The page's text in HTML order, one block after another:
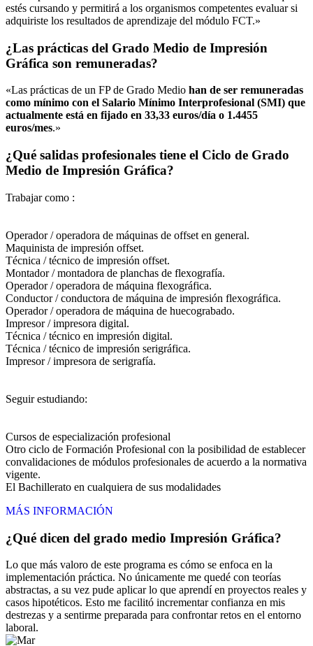
estés cursando y permitirá a los organismos competentes evaluar si
adquiriste los resultados de aprendizaje del módulo FCT.»
¿Las prácticas del Grado Medio de Impresión
Gráfica son remuneradas?
«Las prácticas de un FP de Grado Medio han de ser remuneradas
como mínimo con el Salario Mínimo Interprofesional (SMI) que
actualmente está en fijado en 33,33 euros/día o 1.4455
euros/mes.»
¿Qué salidas profesionales tiene el Ciclo de Grado
Medio de Impresión Gráfica?
Trabajar como :
Operador / operadora de máquinas de offset en general.
Maquinista de impresión offset.
Técnica / técnico de impresión offset.
Montador / montadora de planchas de flexografía.
Operador / operadora de máquina flexográfica.
Conductor / conductora de máquina de impresión flexográfica.
Operador / operadora de máquina de huecograbado.
Impresor / impresora digital.
Técnica / técnico en impresión digital.
Técnica / técnico de impresión serigráfica.
Impresor / impresora de serigrafía.
Seguir estudiando:
Cursos de especialización profesional
Otro ciclo de Formación Profesional con la posibilidad de establecer
convalidaciones de módulos profesionales de acuerdo a la normativa
vigente.
El Bachillerato en cualquiera de sus modalidades
MÁS INFORMACIÓN
¿Qué dicen del grado medio Impresión Gráfica?
Lo que más valoro de este programa es cómo se enfoca en la
implementación práctica. No únicamente me quedé con teorías
abstractas, a su vez pude aplicar lo que aprendí en proyectos reales y
casos hipotéticos. Esto me facilitó incrementar confianza en mis
destrezas y a sentirme preparada para confrontar retos en el entorno
laboral.